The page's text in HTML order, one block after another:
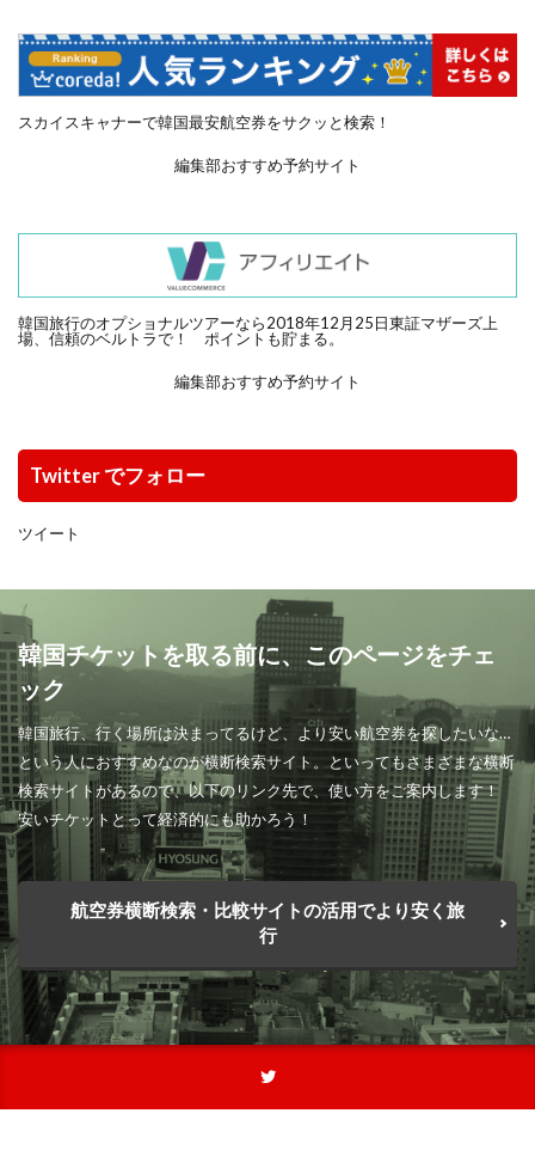
スカイスキャナーで韓国最安航空券をサクッと検索！
編集部おすすめ予約サイト
韓国旅行のオプショナルツアーなら2018年12月25日東証マザーズ上
場、信頼のベルトラで！ ポイントも貯まる。
編集部おすすめ予約サイト
Twitter でフォロー
ツイート
韓国チケットを取る前に、このページをチェ
ック
韓国旅行、行く場所は決まってるけど、より安い航空券を探したいな…
という人におすすめなのが横断検索サイト。といってもさまざまな横断
検索サイトがあるので、以下のリンク先で、使い方をご案内します！
安いチケットとって経済的にも助かろう！
航空券横断検索・比較サイトの活用でより安く旅
行